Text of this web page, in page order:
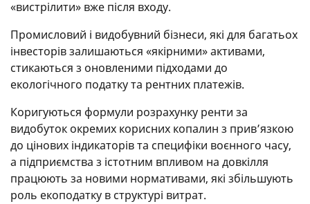
«вистрілити» вже після входу.
Промисловий і видобувний бізнеси, які для багатьох
інвесторів залишаються «якірними» активами,
стикаються з оновленими підходами до
екологічного податку та рентних платежів.
Коригуються формули розрахунку ренти за
видобуток окремих корисних копалин з прив’язкою
до цінових індикаторів та специфіки воєнного часу,
а підприємства з істотним впливом на довкілля
працюють за новими нормативами, які збільшують
роль екоподатку в структурі витрат.